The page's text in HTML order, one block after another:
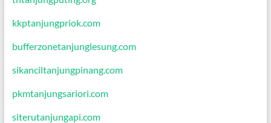
kkptanjungpriok.com
bufferzonetanjunglesung.com
sikanciltanjungpinang.com
pkmtanjungsariori.com
siterutanjungapi.com